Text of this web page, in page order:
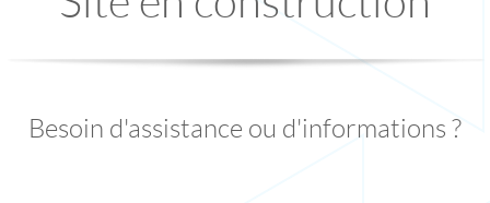
Besoin d'assistance ou d'informations ?